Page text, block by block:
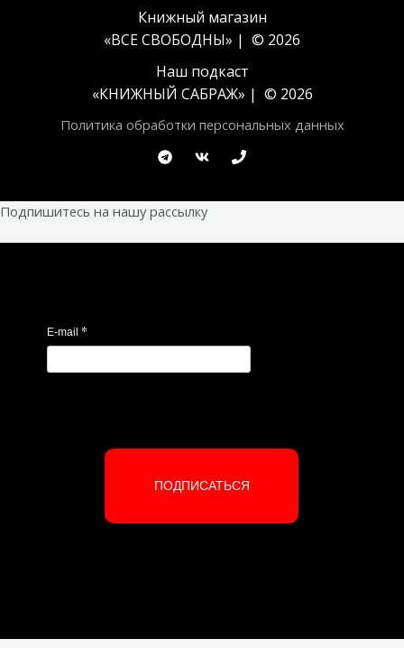
Книжный магазин
«ВСЕ СВОБОДНЫ» | © 2026
Наш подкаст
«КНИЖНЫЙ САБРАЖ» | © 2026
Политика обработки персональных данных
Подпишитесь на нашу рассылку
E-mail *
ПОДПИСАТЬСЯ